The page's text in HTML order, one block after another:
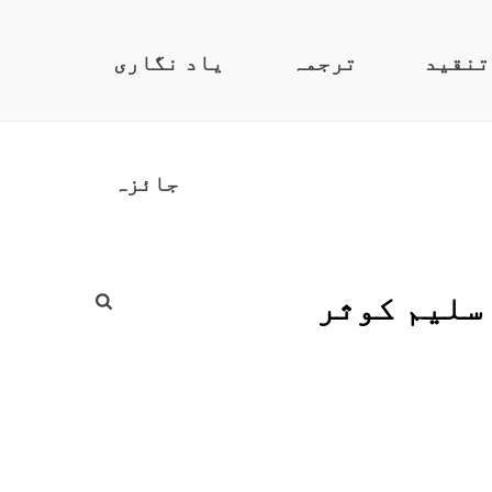
یاد نگاری ترجمہ تنقید
جائزہ
کوثر